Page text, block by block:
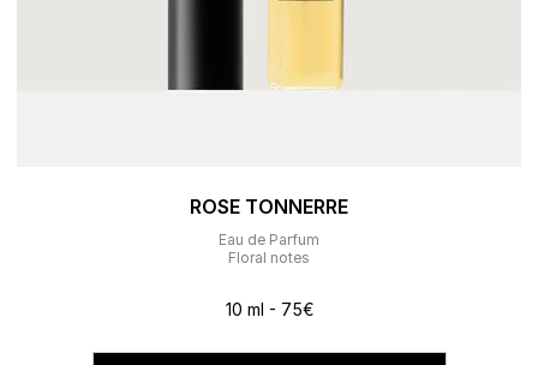
ROSE TONNERRE
Eau de Parfum
Floral notes
10 ml - 75€